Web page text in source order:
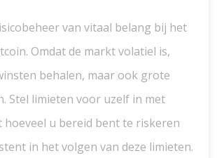
van vitaal belang bij het
Omdat de markt volatiel is,
behalen, maar ook grote
Stel limieten voor uzelf in met
u bereid bent te riskeren
in het volgen van deze limieten.